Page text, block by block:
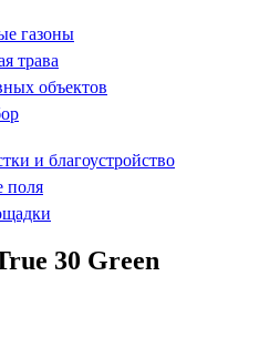
газоны
трава
объектов
и благоустройство
поля
30 Green